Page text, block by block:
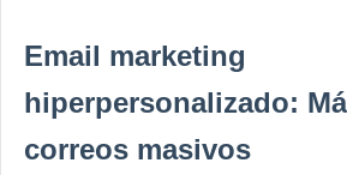
Email marketing
hiperpersonalizado:
correos masivos